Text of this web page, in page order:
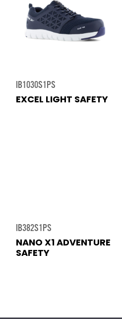
IB1030S1PS
EXCEL LIGHT SAFETY
IB382S1PS
NANO X1 ADVENTURE
SAFETY